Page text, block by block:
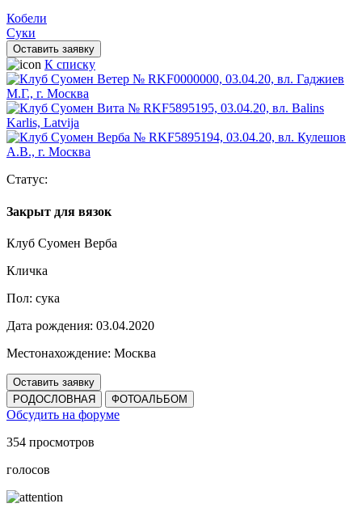
Кобели
Суки
Оставить заявку
К списку
Статус:
Закрыт для вязок
Клуб Суомен Верба
Кличка
Пол: сука
Дата рождения: 03.04.2020
Местонахождение: Москва
Оставить заявку
РОДОСЛОВНАЯ
ФОТОАЛЬБОМ
Обсудить на форуме
354 просмотров
голосов